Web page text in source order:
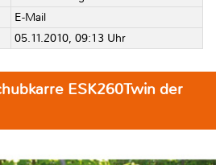
E-Mail
05.11.2010, 09:13 Uhr
ESK260Twin der